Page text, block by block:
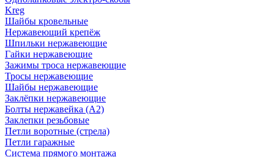
Kreg
Шайбы кровельные
Нержавеющий крепёж
Шпильки нержавеющие
Гайки нержавеющие
Зажимы троса нержавеющие
Тросы нержавеющие
Шайбы нержавеющие
Заклёпки нержавеющие
Болты нержавейка (А2)
Заклепки резьбовые
Петли воротные (стрела)
Петли гаражные
Система прямого монтажа